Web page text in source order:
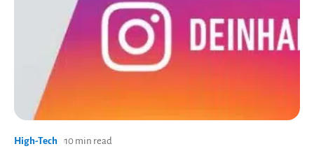
High-Tech 10 min read